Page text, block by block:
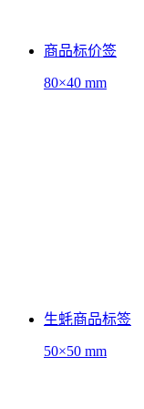
商品标价签
80×40 mm
生蚝商品标签
50×50 mm